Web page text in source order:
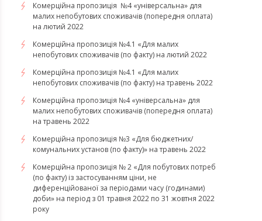
Комерційна пропозиція №4 «універсальна» для
малих непобутових споживачів (попередня оплата)
на лютий 2022
​​​​​​​Комерційна пропозиція №4.1 «Для малих
непобутових споживачів (по факту) на лютий 2022
Комерційна пропозиція №4.1 «Для малих
непобутових споживачів (по факту) на травень 2022
Комерційна пропозиція №4 «універсальна» для
малих непобутових споживачів (попередня оплата)
на травень 2022
Комерційна пропозиція №3 «Для бюджетних/
комунальних установ (по факту)» на травень 2022
Комерційна пропозиція № 2 «Для побутових потреб
(по факту) із застосуванням ціни, не
диференційованої за періодами часу (годинами)
доби» на період з 01 травня 2022 по 31 жовтня 2022
року